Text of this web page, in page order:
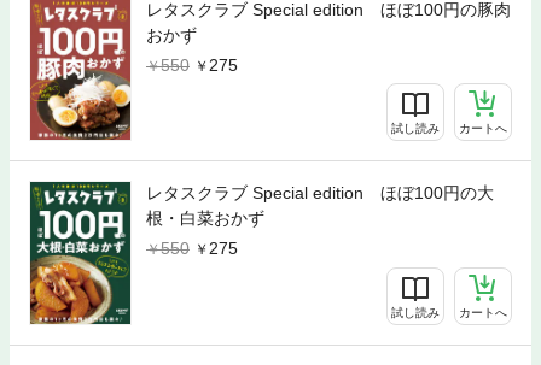
レタスクラブ Special edition ほぼ100円の豚肉
おかず
550
275
試し読み カートへ
レタスクラブ Special edition ほぼ100円の大
根・白菜おかず
550
275
試し読み カートへ